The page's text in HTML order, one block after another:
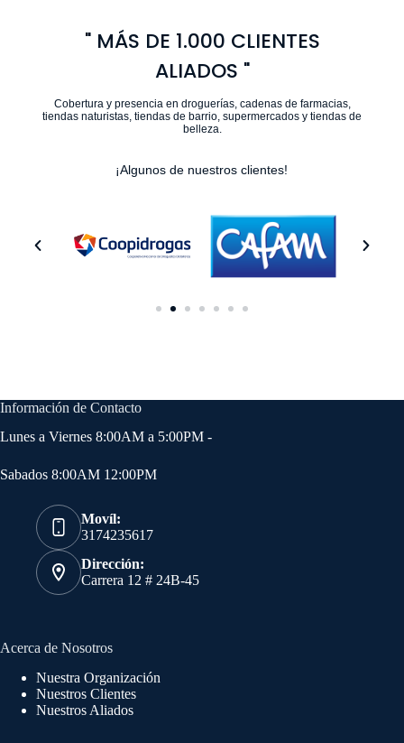
" MÁS DE 1.000 CLIENTES
ALIADOS "
Cobertura y presencia en droguerías, cadenas de farmacias,
tiendas naturistas, tiendas de barrio, supermercados y tiendas de
belleza.
¡Algunos de nuestros clientes!
Información de Contacto
Lunes a Viernes 8:00AM a 5:00PM -
Sabados 8:00AM 12:00PM
Movíl:
3174235617
Dirección:
Carrera 12 # 24B-45
Acerca de Nosotros
Nuestra Organización
Nuestros Clientes
Nuestros Aliados